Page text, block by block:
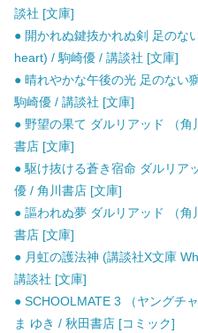
談社 [文庫]
● 開かれぬ鍵抜かれぬ剣 足のな
heart) / 駒崎優 / 講談社 [文庫]
● 晴れやかな午後の光 足のない
駒崎優 / 講談社 [文庫]
● 野望の果て ダルリアッド （角
書店 [文庫]
● 駆け抜ける蒼き宿命 ダルリア
優 / 角川書店 [文庫]
● 謳われぬ夢 ダルリアッド （角
書店 [文庫]
● 月虹の護法神 (講談社X文庫
講談社 [文庫]
● SCHOOLMATE 3 （ヤングチ
ま ゆき / 秋田書店 [コミック]